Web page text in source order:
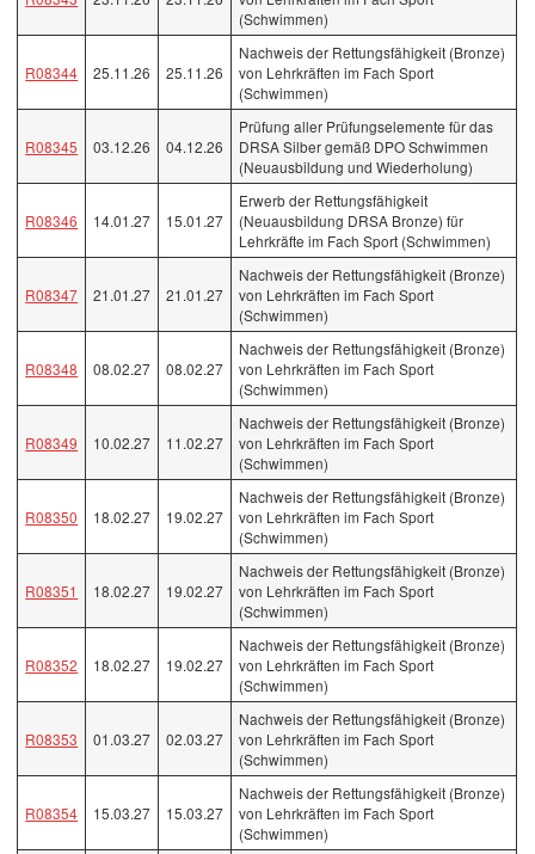
(Schwimmen)
R08344 25.11.26 25.11.26
Nachweis der Rettungsfähigkeit (Bronze)
von Lehrkräften im Fach Sport
(Schwimmen)
R08345 03.12.26 04.12.26
Prüfung aller Prüfungselemente für das
DRSA Silber gemäß DPO Schwimmen
(Neuausbildung und Wiederholung)
R08346 14.01.27 15.01.27
Erwerb der Rettungsfähigkeit
(Neuausbildung DRSA Bronze) für
Lehrkräfte im Fach Sport (Schwimmen)
R08347 21.01.27 21.01.27
Nachweis der Rettungsfähigkeit (Bronze)
von Lehrkräften im Fach Sport
(Schwimmen)
R08348 08.02.27 08.02.27
Nachweis der Rettungsfähigkeit (Bronze)
von Lehrkräften im Fach Sport
(Schwimmen)
R08349 10.02.27 11.02.27
Nachweis der Rettungsfähigkeit (Bronze)
von Lehrkräften im Fach Sport
(Schwimmen)
R08350 18.02.27 19.02.27
Nachweis der Rettungsfähigkeit (Bronze)
von Lehrkräften im Fach Sport
(Schwimmen)
R08351 18.02.27 19.02.27
Nachweis der Rettungsfähigkeit (Bronze)
von Lehrkräften im Fach Sport
(Schwimmen)
R08352 18.02.27 19.02.27
Nachweis der Rettungsfähigkeit (Bronze)
von Lehrkräften im Fach Sport
(Schwimmen)
R08353 01.03.27 02.03.27
Nachweis der Rettungsfähigkeit (Bronze)
von Lehrkräften im Fach Sport
(Schwimmen)
R08354 15.03.27 15.03.27
Nachweis der Rettungsfähigkeit (Bronze)
von Lehrkräften im Fach Sport
(Schwimmen)